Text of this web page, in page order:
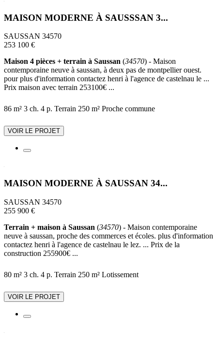
MAISON MODERNE À SAUSSSAN 3...
SAUSSAN 34570
253 100 €
Maison 4 pièces + terrain à Saussan (34570) - Maison
contemporaine neuve à saussan, à deux pas de montpellier ouest.
pour plus d'information contactez henri à l'agence de castelnau le ...
Prix maison avec terrain 253100€ ...
86 m² 3 ch. 4 p. Terrain 250 m² Proche commune
VOIR LE PROJET
MAISON MODERNE À SAUSSAN 34...
SAUSSAN 34570
255 900 €
Terrain + maison à Saussan (34570) - Maison contemporaine
neuve à saussan, proche des commerces et écoles. plus d'information
contactez henri à l'agence de castelnau le lez. ... Prix de la
construction 255900€ ...
80 m² 3 ch. 4 p. Terrain 250 m² Lotissement
VOIR LE PROJET